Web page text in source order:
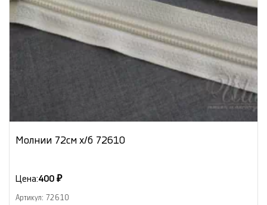
Молнии 72см х/б 72610
Цена:400 ₽
Артикул: 72610